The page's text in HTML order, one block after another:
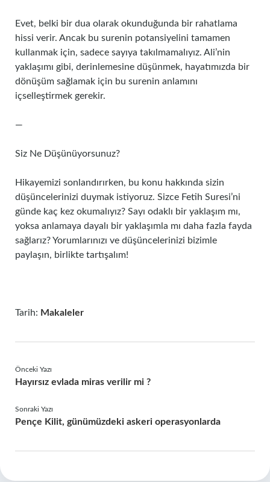
Evet, belki bir dua olarak okunduğunda bir rahatlama
hissi verir. Ancak bu surenin potansiyelini tamamen
kullanmak için, sadece sayıya takılmamalıyız. Ali’nin
yaklaşımı gibi, derinlemesine düşünmek, hayatımızda bir
dönüşüm sağlamak için bu surenin anlamını
içselleştirmek gerekir.
—
Siz Ne Düşünüyorsunuz?
Hikayemizi sonlandırırken, bu konu hakkında sizin
düşüncelerinizi duymak istiyoruz. Sizce Fetih Suresi’ni
günde kaç kez okumalıyız? Sayı odaklı bir yaklaşım mı,
yoksa anlamaya dayalı bir yaklaşımla mı daha fazla fayda
sağlarız? Yorumlarınızı ve düşüncelerinizi bizimle
paylaşın, birlikte tartışalım!
Tarih: Makaleler
Önceki Yazı
Hayırsız evlada miras verilir mi ?
Sonraki Yazı
Pençe Kilit, günümüzdeki askeri operasyonlarda